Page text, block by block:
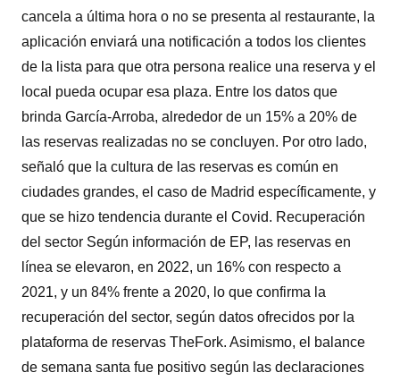
cancela a última hora o no se presenta al restaurante, la
aplicación enviará una notificación a todos los clientes
de la lista para que otra persona realice una reserva y el
local pueda ocupar esa plaza. Entre los datos que
brinda García-Arroba, alrededor de un 15% a 20% de
las reservas realizadas no se concluyen. Por otro lado,
señaló que la cultura de las reservas es común en
ciudades grandes, el caso de Madrid específicamente, y
que se hizo tendencia durante el Covid. Recuperación
del sector Según información de EP, las reservas en
línea se elevaron, en 2022, un 16% con respecto a
2021, y un 84% frente a 2020, lo que confirma la
recuperación del sector, según datos ofrecidos por la
plataforma de reservas TheFork. Asimismo, el balance
de semana santa fue positivo según las declaraciones